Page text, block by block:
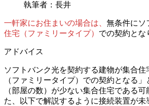
執筆者：長井
一軒家にお住まいの場合は、 無条件にソ
住宅（ファミリータイプ） での契約とな
アドバイス
ソフトバンク光を契約する建物が集合住
（ファミリータイプ）での契約となる
（部屋の数）が少ない集合住宅である
た、以下で解説するように接続装置が未